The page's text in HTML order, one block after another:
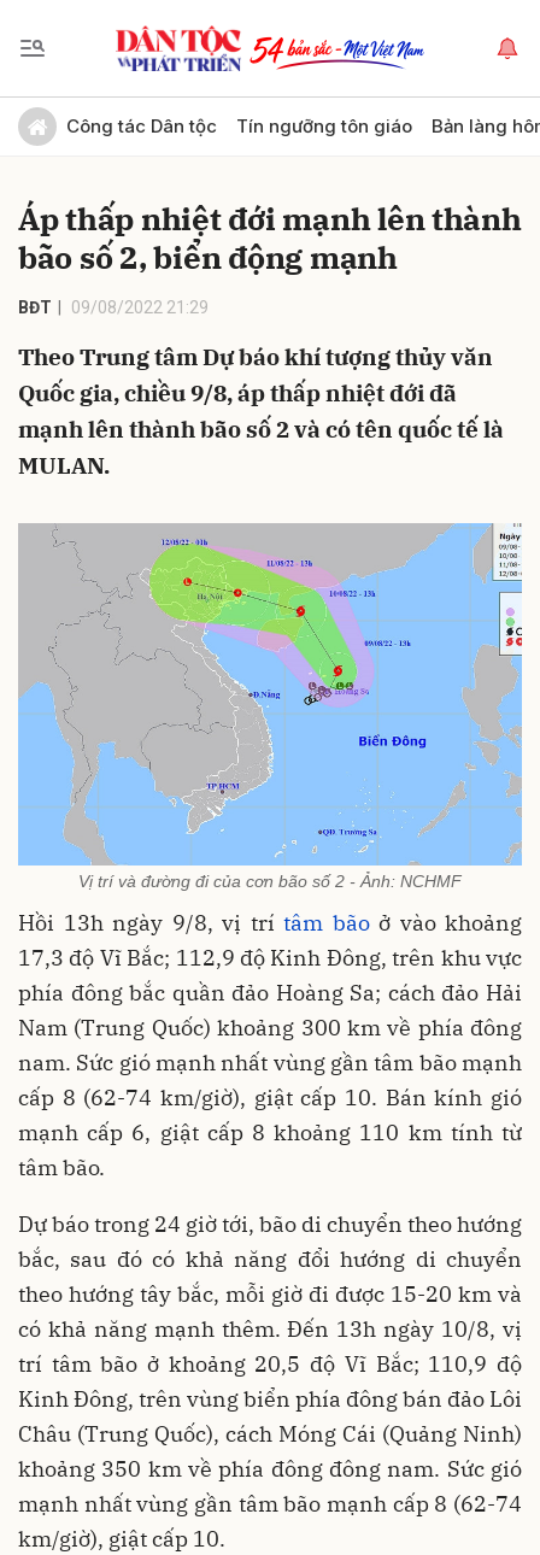
Công tác Dân tộc Tín ngưỡng tôn giáo Bản làng
Áp thấp nhiệt đới mạnh lên thành
bão số 2, biển động mạnh
BĐT 09/08/2022 21:29
Theo Trung tâm Dự báo khí tượng thủy văn
Quốc gia, chiều 9/8, áp thấp nhiệt đới đã
mạnh lên thành bão số 2 và có tên quốc tế là
MULAN.
Vị trí và đường đi của cơn bão số 2 - Ảnh: NCHMF
Hồi 13h ngày 9/8, vị trí tâm bãoở vào khoảng
17,3 độ Vĩ Bắc; 112,9 độ Kinh Đông, trên khu vực
phía đông bắc quần đảo Hoàng Sa; cách đảo Hải
Nam (Trung Quốc) khoảng 300 km về phía đông
nam. Sức gió mạnh nhất vùng gần tâm bão mạnh
cấp 8 (62-74 km/giờ), giật cấp 10. Bán kính gió
mạnh cấp 6, giật cấp 8 khoảng 110 km tính từ
tâm bão.
Dự báo trong 24 giờ tới, bão di chuyển theo hướng
bắc, sau đó có khả năng đổi hướng di chuyển
theo hướng tây bắc, mỗi giờ đi được 15-20 km và
có khả năng mạnh thêm. Đến 13h ngày 10/8, vị
trí tâm bão ở khoảng 20,5 độ Vĩ Bắc; 110,9 độ
Kinh Đông, trên vùng biển phía đông bán đảo Lôi
Châu (Trung Quốc), cách Móng Cái (Quảng Ninh)
khoảng 350 km về phía đông đông nam. Sức gió
mạnh nhất vùng gần tâm bão mạnh cấp 8 (62-74
km/giờ), giật cấp 10.
Gửi bình luận
Hủy Gửi